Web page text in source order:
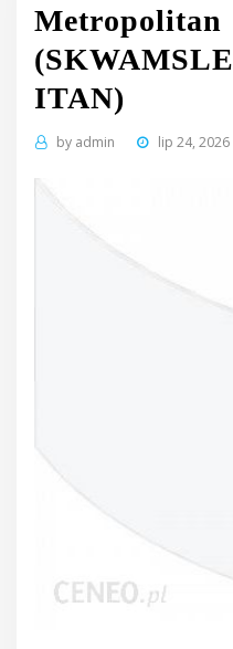
Metropolitan
ITAN)
by admin lip 24, 2026